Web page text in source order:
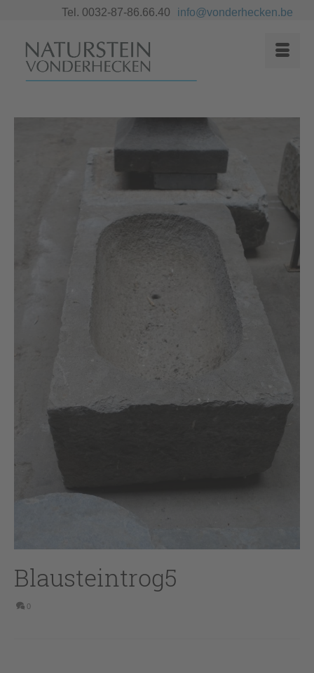
Tel. 0032-87-86.66.40 info@vonderhecken.be
Blausteintrog5
0